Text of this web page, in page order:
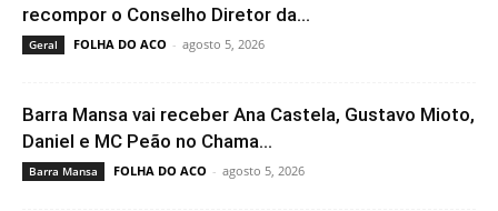
recompor o Conselho Diretor da...
Geral FOLHA DO ACO - agosto 5, 2026
Barra Mansa vai receber Ana Castela, Gustavo Mioto,
Daniel e MC Peão no Chama...
Barra Mansa FOLHA DO ACO - agosto 5, 2026